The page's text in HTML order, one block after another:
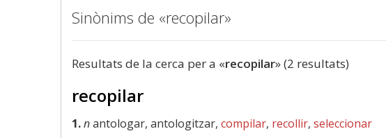
Sinònims de «recopilar»
Resultats de la cerca per a «recopilar» (2 resultats)
recopilar
1.nantologar, antologitzar, compilar, recollir, seleccionar